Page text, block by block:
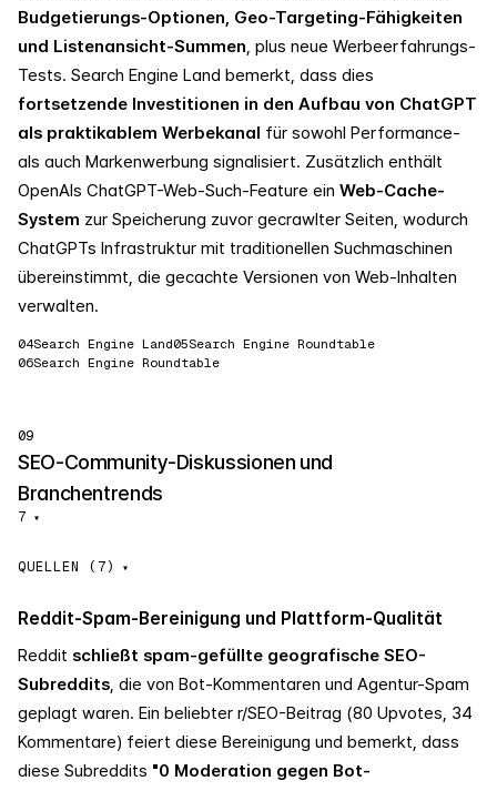
Budgetierungs-Optionen, Geo-Targeting-Fähigkeiten
und Listenansicht-Summen, plus neue Werbeerfahrungs-
Tests. Search Engine Land bemerkt, dass dies
fortsetzende Investitionen in den Aufbau von ChatGPT
als praktikablem Werbekanal für sowohl Performance-
als auch Markenwerbung signalisiert. Zusätzlich enthält
OpenAIs ChatGPT-Web-Such-Feature ein Web-Cache-
System zur Speicherung zuvor gecrawlter Seiten, wodurch
ChatGPTs Infrastruktur mit traditionellen Suchmaschinen
übereinstimmt, die gecachte Versionen von Web-Inhalten
verwalten.
04Search Engine Land05Search Engine Roundtable
06Search Engine Roundtable
09
SEO-Community-Diskussionen und
Branchentrends
7 ▾
QUELLEN (7)
Reddit-Spam-Bereinigung und Plattform-Qualität
Reddit schließt spam-gefüllte geografische SEO-
Subreddits, die von Bot-Kommentaren und Agentur-Spam
geplagt waren. Ein beliebter r/SEO-Beitrag (80 Upvotes, 34
Kommentare) feiert diese Bereinigung und bemerkt, dass
diese Subreddits "0 Moderation gegen Bot-